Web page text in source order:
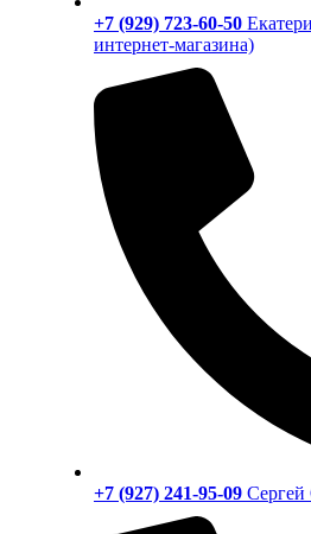
+7 (929) 723-60-50
интернет-магазина)
+7 (927) 241-95-09